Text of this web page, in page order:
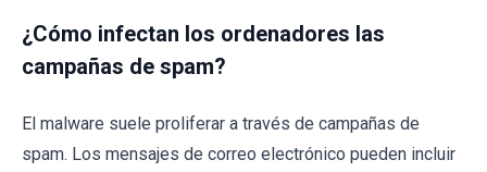
¿Cómo infectan los ordenadores las
campañas de spam?
El malware suele proliferar a través de campañas de
spam. Los mensajes de correo electrónico pueden incluir